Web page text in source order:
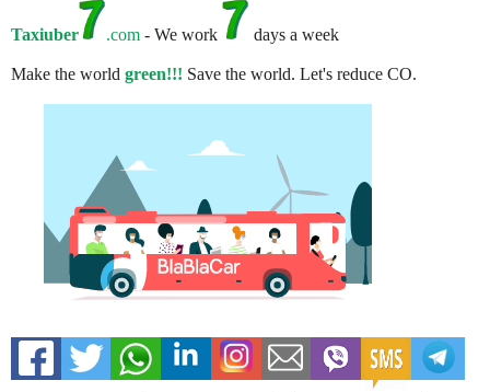
Taxiuber .com - We work days a week
Make the world green!!! Save the world. Let's reduce CO.